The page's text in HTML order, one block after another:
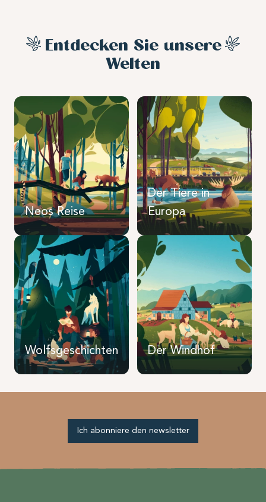
Entdecken Sie unsere
Welten
Neos Reise
Der Tiere in
Europa
Wolfsgeschichten Der Windhof
Ich abonniere den newsletter